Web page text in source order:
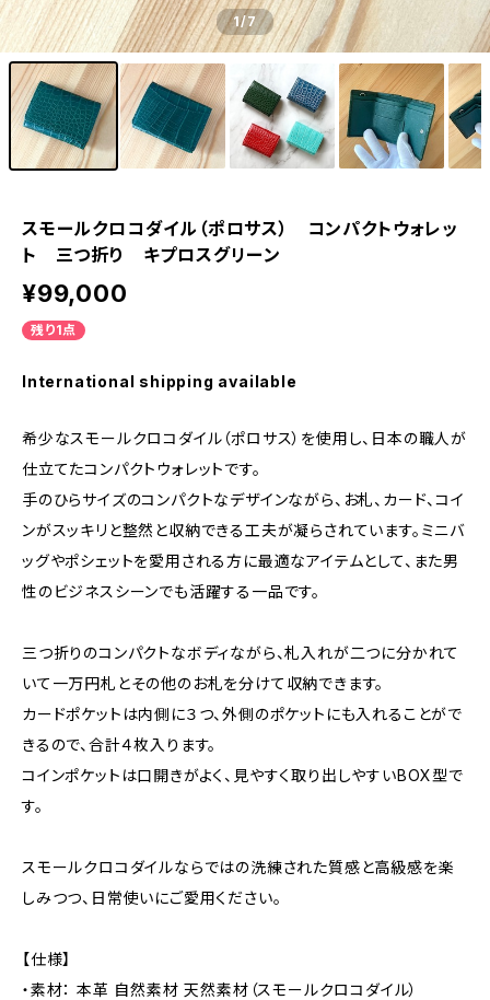
1/7
スモールクロコダイル（ポロサス） コンパクトウォレッ
ト 三つ折り キプロスグリーン
¥99,000
残り1点
International shipping available
希少なスモールクロコダイル（ポロサス）を使用し、日本の職人が
仕立てたコンパクトウォレットです。
手のひらサイズのコンパクトなデザインながら、お札、カード、コイ
ンがスッキリと整然と収納できる工夫が凝らされています。ミニバ
ッグやポシェットを愛用される方に最適なアイテムとして、また男
性のビジネスシーンでも活躍する一品です。
三つ折りのコンパクトなボディながら、札入れが二つに分かれて
いて一万円札とその他のお札を分けて収納できます。
カードポケットは内側に３つ、外側のポケットにも入れることがで
きるので、合計４枚入ります。
コインポケットは口開きがよく、見やすく取り出しやすいBOX型で
す。
スモールクロコダイルならではの洗練された質感と高級感を楽
しみつつ、日常使いにご愛用ください。
【仕様】
・素材： 本革 自然素材 天然素材（スモールクロコダイル）